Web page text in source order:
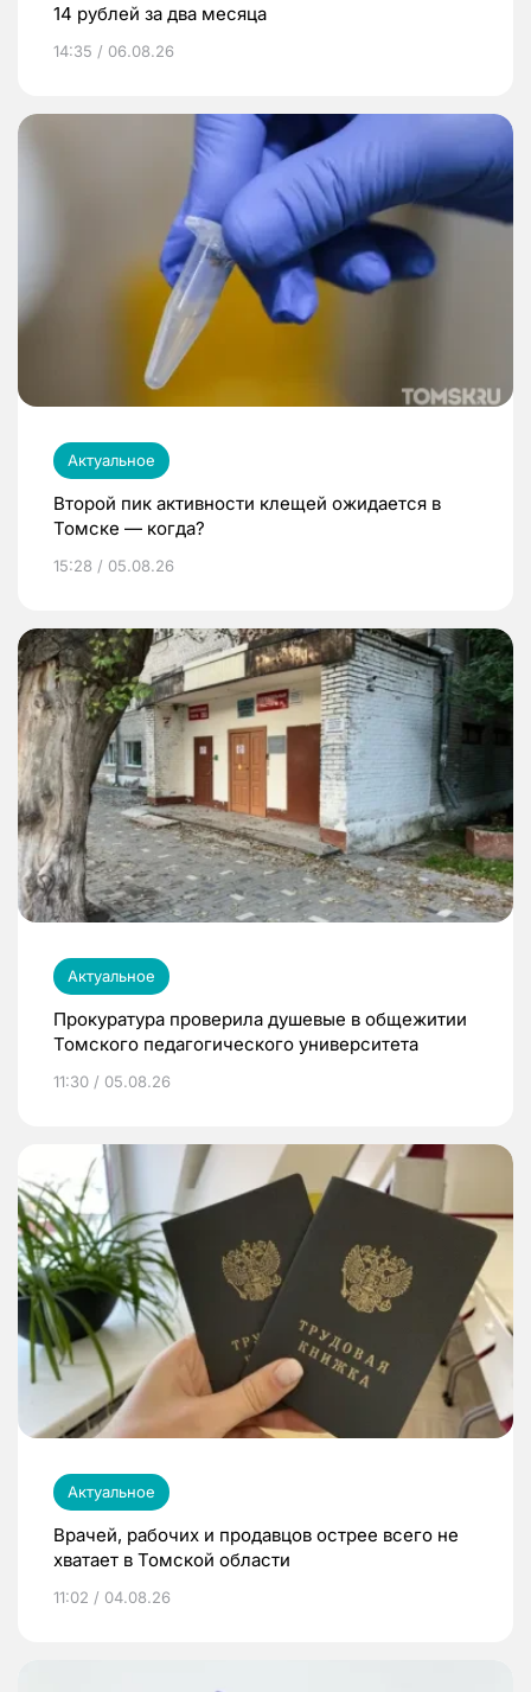
14 рублей за два месяца
14:35 / 06.08.26
Актуальное
Второй пик активности клещей ожидается в
Томске — когда?
15:28 / 05.08.26
Актуальное
Прокуратура проверила душевые в общежитии
Томского педагогического университета
11:30 / 05.08.26
Актуальное
Врачей, рабочих и продавцов острее всего не
хватает в Томской области
11:02 / 04.08.26